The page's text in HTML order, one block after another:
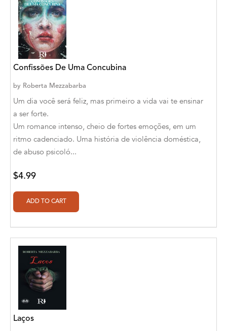
A. Ramakrishnan
A. V. Chaudhari
A.A. Milne, Jieting Chen
A.C. Meyer
A.H. Benjamin
A.J. Mitar
A.J. Mitar [Author]
A.J. Mitar [Author], Aderito Francisco Huo
Aaron Derr
Aaron Hoffmire
Aaron, Julie Bujnowski
Aaryan Prathaap
Ab Rosy [Author]
Abd Ar-Rahman bin Abd Al-Kareem Ash-
Sheha
Confissões De Uma Concubina
by Roberta Mezzabarba
Um dia você será feliz, mas primeiro a vida vai te ensinar
a ser forte.
Um romance intenso, cheio de fortes emoções, em um
ritmo cadenciado. Uma história de violência doméstica,
de abuso psicoló...
$4.99
Laços